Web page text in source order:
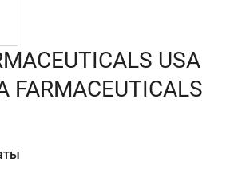
USA
FARMACEUTICALS